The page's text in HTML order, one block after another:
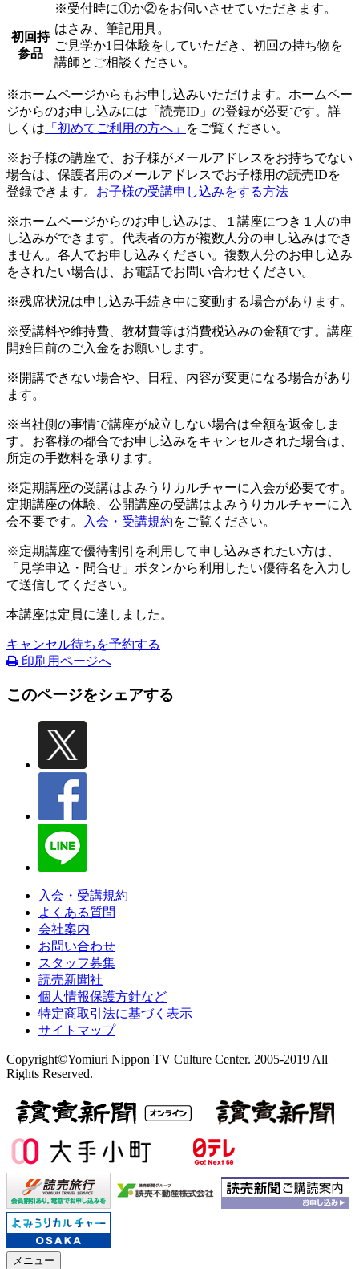
※受付時に①か②をお伺いさせていただきます。
初回持
参品
はさみ、筆記用具。
ご見学か1日体験をしていただき、初回の持ち物を
講師とご相談ください。
※ホームページからもお申し込みいただけます。ホームペー
ジからのお申し込みには「読売ID」の登録が必要です。詳
しくは 「初めてご利用の方へ」 をご覧ください。
※お子様の講座で、お子様がメールアドレスをお持ちでない
場合は、保護者用のメールアドレスでお子様用の読売IDを
登録できます。 お子様の受講申し込みをする方法
※ホームページからのお申し込みは、１講座につき１人の申
し込みができます。代表者の方が複数人分の申し込みはでき
ません。各人でお申し込みください。複数人分のお申し込み
をされたい場合は、お電話でお問い合わせください。
※残席状況は申し込み手続き中に変動する場合があります。
※受講料や維持費、教材費等は消費税込みの金額です。講座
開始日前のご入金をお願いします。
※開講できない場合や、日程、内容が変更になる場合があり
ます。
※当社側の事情で講座が成立しない場合は全額を返金しま
す。お客様の都合でお申し込みをキャンセルされた場合は、
所定の手数料を承ります。
※定期講座の受講はよみうりカルチャーに入会が必要です。
定期講座の体験、公開講座の受講はよみうりカルチャーに入
会不要です。
入会・受講規約をご覧ください。
※定期講座で優待割引を利用して申し込みされたい方は、
「見学申込・問合せ」ボタンから利用したい優待名を入力し
て送信してください。
本講座は定員に達しました。
キャンセル待ちを予約する
印刷用ページへ
このページをシェアする
入会・受講規約
よくある質問
会社案内
お問い合わせ
スタッフ募集
読売新聞社
個人情報保護方針など
特定商取引法に基づく表示
サイトマップ
Copyright©Yomiuri Nippon TV Culture Center. 2005-2019 All
Rights Reserved.
メニュー